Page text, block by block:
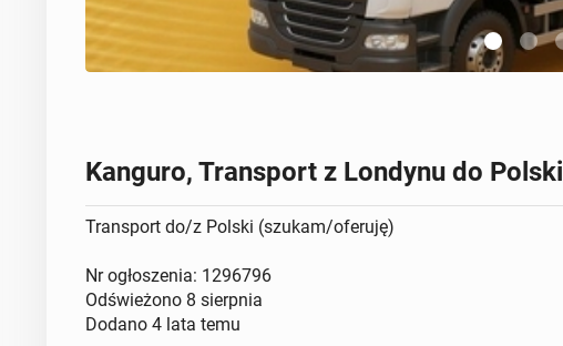
Kanguro, Transport z Londynu do Polski
Transport do/z Polski (szukam/oferuję)
Nr ogłoszenia: 1296796
Odświeżono8 sierpnia
Dodano4 lata temu